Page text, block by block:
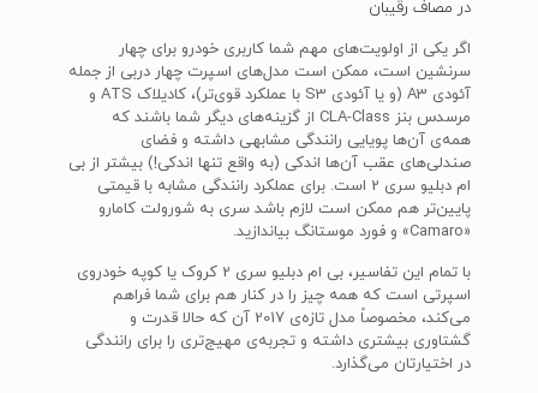
در مصاف رقیبان
اگر یکی از اولویت‌های مهم شما کاربری خودرو برای چهار
سرنشین است، ممکن است مدل‌های اسپرت چهار دربی از جمله
آئودی A3 (و یا آئودی S3 با عملکرد قوی‌تر)، کادیلاک ATS و
مرسدس بنز CLA-Class از گزینه‌های دیگر شما باشند که
همه‌ی آن‌ها پویایی رانندگی مشابهی داشته و فضای
صندلی‌های عقب آن‌ها اندکی (به واقع تنها اندکی!) بیشتر از بی
ام دبلیو سری 2 است. برای عملکرد رانندگی مشابه با قیمتی
پایین‌تر هم ممکن است لازم باشد سری به شورولت کامارو
«Camaro» و فورد موستانگ بیاندازید.
با تمام این تفاسیر، بی ام دبلیو سری 2 کروک یا کوپه خودروی
اسپرتی است که همه چیز را در کنار هم برای شما فراهم
می‌کند، مخصوصاً مدل تازه‌ی 2017 آن که حالا قدرت و
گشتاوری بیشتری داشته و تجربه‌ی مهیج‌تری را برای رانندگی
در اختیارتان می‌گذارد.